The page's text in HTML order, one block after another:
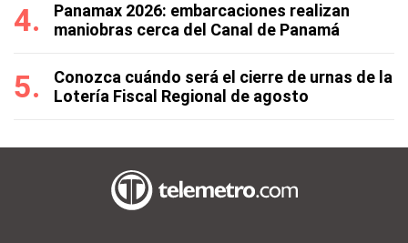
Panamax 2026: embarcaciones realizan
maniobras cerca del Canal de Panamá
Conozca cuándo será el cierre de urnas de la
Lotería Fiscal Regional de agosto